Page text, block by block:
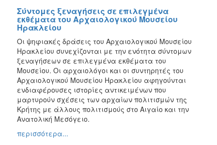
Σύντομες ξεναγήσεις σε επιλεγμένα
εκθέματα του Αρχαιολογικού Μουσείου
Ηρακλείου
Οι ψηφιακές δράσεις του Αρχαιολογικού Μουσείου
Ηρακλείου συνεχίζονται με την ενότητα σύντομων
ξεναγήσεων σε επιλεγμένα εκθέματα του
Μουσείου. Οι αρχαιολόγοι και οι συντηρητές του
Αρχαιολογικού Μουσείου Ηρακλείου αφηγούνται
ενδιαφέρουσες ιστορίες αντικειμένων που
μαρτυρούν σχέσεις των αρχαίων πολιτισμών της
Κρήτης με άλλους πολιτισμούς στο Αιγαίο και την
Ανατολική Μεσόγειο.
περισσότερα...